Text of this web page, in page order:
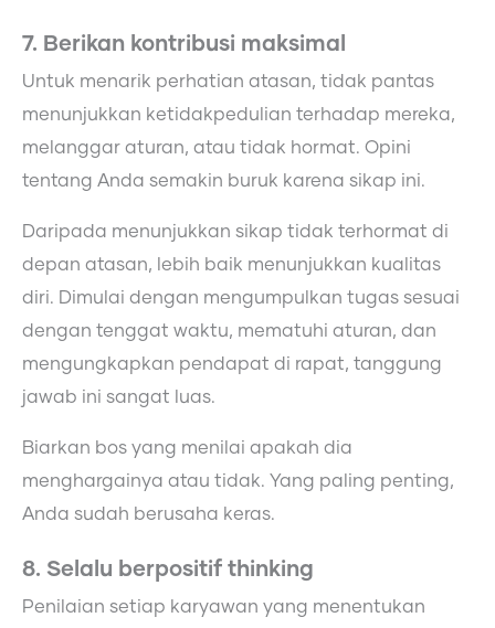
7. Berikan kontribusi maksimal
Untuk menarik perhatian atasan, tidak pantas
menunjukkan ketidakpedulian terhadap mereka,
melanggar aturan, atau tidak hormat. Opini
tentang Anda semakin buruk karena sikap ini.
Daripada menunjukkan sikap tidak terhormat di
depan atasan, lebih baik menunjukkan kualitas
diri. Dimulai dengan mengumpulkan tugas sesuai
dengan tenggat waktu, mematuhi aturan, dan
mengungkapkan pendapat di rapat, tanggung
jawab ini sangat luas.
Biarkan bos yang menilai apakah dia
menghargainya atau tidak. Yang paling penting,
Anda sudah berusaha keras.
8. Selalu berpositif thinking
Penilaian setiap karyawan yang menentukan